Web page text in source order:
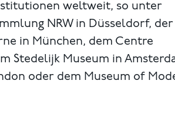
weltweit, so unter
NRW in Düsseldorf, der
in München, dem Centre
Stedelijk Museum in
oder dem Museum of